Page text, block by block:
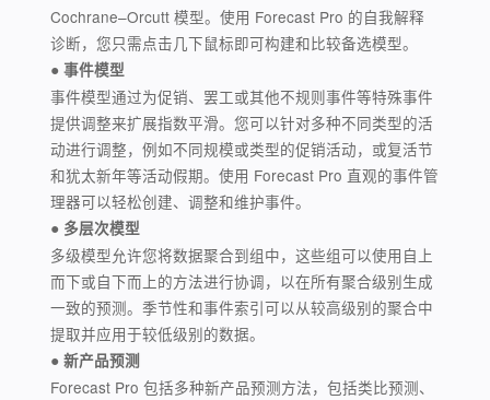
Cochrane–Orcutt 模型。使用 Forecast Pro 的自我解释
诊断，您只需点击几下鼠标即可构建和比较备选模型。
● 事件模型
事件模型通过为促销、罢工或其他不规则事件等特殊事件
提供调整来扩展指数平滑。您可以针对多种不同类型的活
动进行调整，例如不同规模或类型的促销活动，或复活节
和犹太新年等活动假期。使用 Forecast Pro 直观的事件管
理器可以轻松创建、调整和维护事件。
● 多层次模型
多级模型允许您将数据聚合到组中，这些组可以使用自上
而下或自下而上的方法进行协调，以在所有聚合级别生成
一致的预测。季节性和事件索引可以从较高级别的聚合中
提取并应用于较低级别的数据。
● 新产品预测
Forecast Pro 包括多种新产品预测方法，包括类比预测、